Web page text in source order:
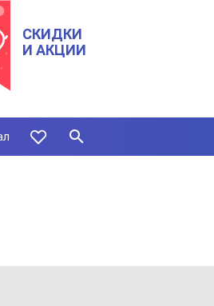
СКИДКИ
И АКЦИИ